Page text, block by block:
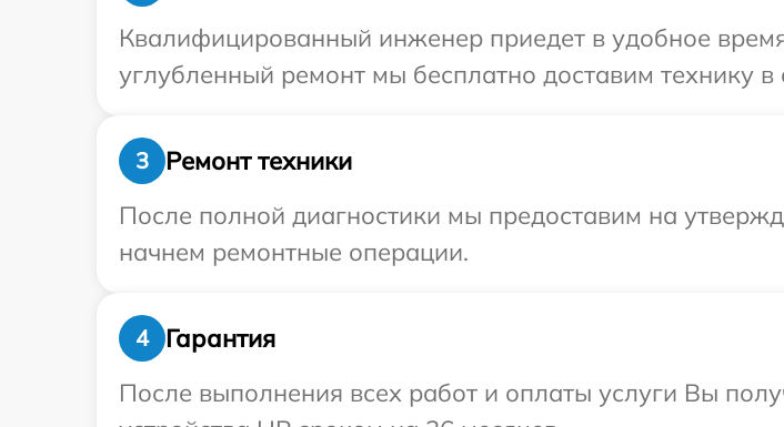
Квалифицированный инженер приедет в удобное
углубленный ремонт мы бесплатно доставим технику в
3
Ремонт техники
После полной диагностики мы предоставим на
начнем ремонтные операции.
4
Гарантия
После выполнения всех работ и оплаты услуги Вы